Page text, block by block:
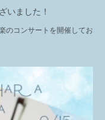
いました！
のコンサートを開催してお